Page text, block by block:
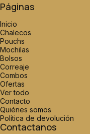
Páginas
Inicio
Chalecos
Pouchs
Mochilas
Bolsos
Correaje
Combos
Ofertas
Ver todo
Contacto
Quiénes somos
Política de devolución
Contactanos